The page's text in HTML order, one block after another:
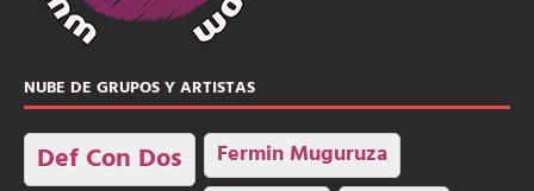
NUBE DE GRUPOS Y ARTISTAS
Def Con Dos Fermin Muguruza